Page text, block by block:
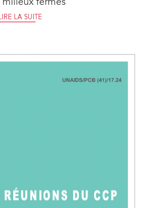
milieux fermés
LA SUITE